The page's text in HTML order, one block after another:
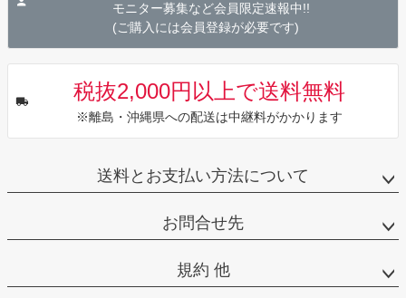
モニター募集など会員限定速報中!!
(ご購入には会員登録が必要です)
税抜2,000円以上で送料無料
※離島・沖縄県への配送は中継料がかかります
送料とお支払い方法について
お問合せ先
規約 他